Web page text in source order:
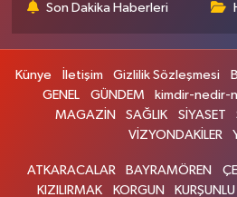
Son Dakika Haberleri
Künye İletişim Gizlilik Sözleşmesi
GENEL
GÜNDEM kimdir-nedir-
MAGAZİN
SAĞLIK SİYASET
VİZYONDAKİLER
ATKARACALAR BAYRAMÖREN
KIZILIRMAK
KORGUN KURŞUNLU